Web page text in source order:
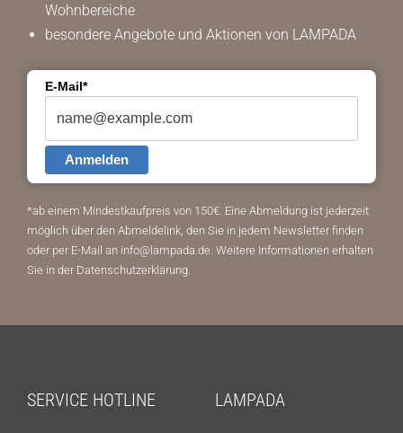
Wohnbereiche
besondere Angebote und Aktionen von LAMPADA
E-Mail*
Anmelden
*ab einem Mindestkaufpreis von 150€. Eine Abmeldung ist jederzeit
möglich über den Abmeldelink, den Sie in jedem Newsletter finden
oder per E-Mail an info@lampada.de. Weitere Informationen erhalten
Sie in der Datenschutzerklärung
SERVICE HOTLINE LAMPADA